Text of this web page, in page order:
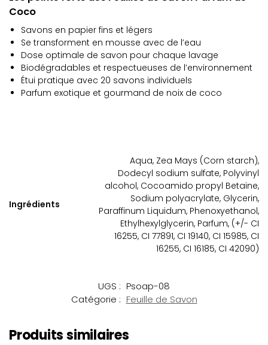
Coco
Savons en papier fins et légers
Se transforment en mousse avec de l’eau
Dose optimale de savon pour chaque lavage
Biodégradables et respectueuses de l’environnement
Étui pratique avec 20 savons individuels
Parfum exotique et gourmand de noix de coco
Ingrédients
Aqua, Zea Mays (Corn starch),
Dodecyl sodium sulfate, Polyvinyl
alcohol, Cocoamido propyl Betaine,
Sodium polyacrylate, Glycerin,
Paraffinum Liquidum, Phenoxyethanol,
Ethylhexylglycerin, Parfum, (+/- CI
16255, CI 77891, CI 19140, CI 15985, CI
16255, CI 16185, CI 42090)
UGS : Psoap-08
Catégorie : Feuille de Savon
Produits similaires